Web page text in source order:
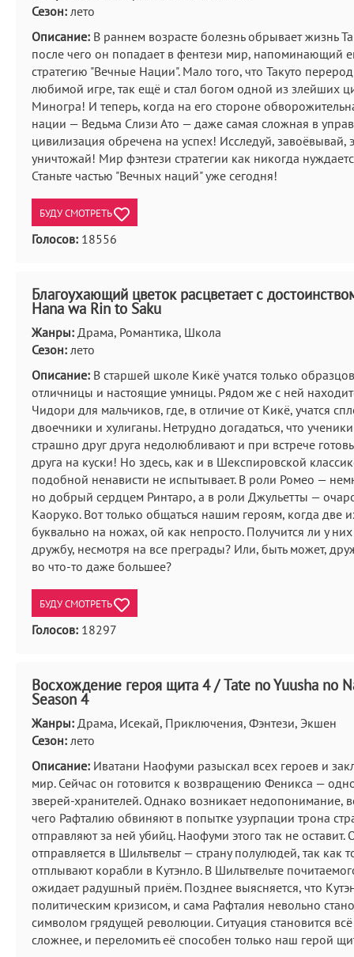
Сезон: лето
Описание: В раннем возрасте болезнь обрывает жизнь
после чего он попадает в фентези мир, напоминающий
стратегию "Вечные Нации". Мало того, что Такуто
любимой игре, так ещё и стал богом одной из злейших
Миногра! И теперь, когда на его стороне
нации — Ведьма Слизи Ато — даже самая сложная в
цивилизация обречена на успех! Исследуй, завоёвывай,
уничтожай! Мир фэнтези стратегии как никогда
Станьте частью "Вечных наций" уже сегодня!
БУДУ СМОТРЕТЬ
Голосов: 18556
Благоухающий цветок расцветает с
Hana wa Rin to Saku
Жанры: Драма, Романтика, Школа
Сезон: лето
Описание: В старшей школе Кикё учатся только
отличницы и настоящие умницы. Рядом же с ней
Чидори для мальчиков, где, в отличие от Кикё, учатся
двоечники и хулиганы. Нетрудно догадаться, что
страшно друг друга недолюбливают и при встрече
друга на куски! Но здесь, как и в Шекспировской
подобной ненависти не испытывает. В роли Ромео —
но добрый сердцем Ринтаро, а в роли Джульетты —
Каоруко. Вот только общаться нашим героям, когда две
буквально на ножах, ой как непросто. Получится ли у
дружбу, несмотря на все преграды? Или, быть может,
во что-то даже большее?
БУДУ СМОТРЕТЬ
Голосов: 18297
Восхождение героя щита 4 / Tate no Yuusha no
Season 4
Жанры: Драма, Исекай, Приключения, Фэнтези, Экшен
Сезон: лето
Описание: Иватани Наофуми разыскал всех героев и
мир. Сейчас он готовится к возвращению Феникса —
зверей-хранителей. Однако возникает недопонимание,
чего Рафталию обвиняют в попытке узурпации трона
отправляют за ней убийц. Наофуми этого так не оставит.
отправляется в Шильтвельт — страну полулюдей, так как
отплывают корабли в Кутэнло. В Шильтвельте
ожидает радушный приём. Позднее выясняется, что
политическим кризисом, и сама Рафталия невольно
символом грядущей революции. Ситуация становится
сложнее, и переломить её способен только наш герой